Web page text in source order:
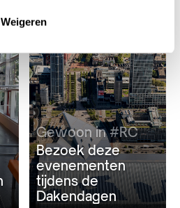
Weigeren
Gewoon in #RC
Bezoek deze
evenementen
tijdens de
Dakendagen